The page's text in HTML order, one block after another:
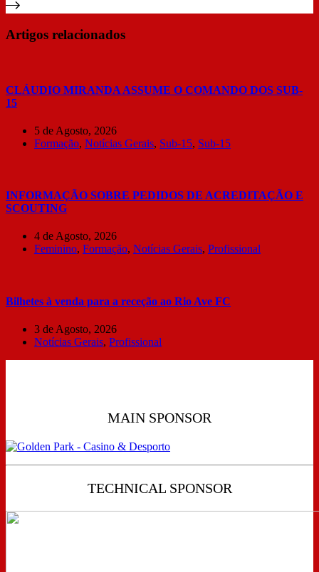
Artigos relacionados
CLÁUDIO MIRANDA ASSUME O COMANDO DOS SUB-
15
5 de Agosto, 2026
Formação, Notícias Gerais, Sub-15, Sub-15
INFORMAÇÃO SOBRE PEDIDOS DE ACREDITAÇÃO E
SCOUTING
4 de Agosto, 2026
Feminino, Formação, Notícias Gerais, Profissional
Bilhetes à venda para a receção ao Rio Ave FC
3 de Agosto, 2026
Notícias Gerais, Profissional
MAIN SPONSOR
TECHNICAL SPONSOR